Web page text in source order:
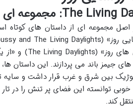
جیمز باند می پردازند. این داستان
بین شرق و غرب قرار داشت و سایه
توانسته این فضای پر تنش را در
کند.